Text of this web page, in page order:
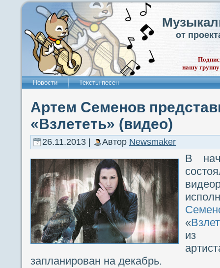
от
нашу
Новости Тексты песен
Артем Семенов
«Взлететь» (видео)
26.11.2013 | Автор Newsmaker
В
«
из
запланирован на декабрь.